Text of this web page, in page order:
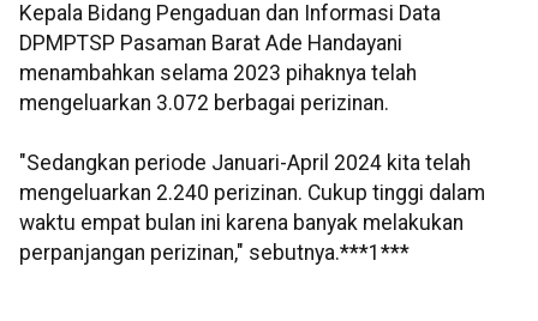
Kepala Bidang Pengaduan dan Informasi Data
DPMPTSP Pasaman Barat Ade Handayani
menambahkan selama 2023 pihaknya telah
mengeluarkan 3.072 berbagai perizinan.
"Sedangkan periode Januari-April 2024 kita telah
mengeluarkan 2.240 perizinan. Cukup tinggi dalam
waktu empat bulan ini karena banyak melakukan
perpanjangan perizinan," sebutnya.***1***